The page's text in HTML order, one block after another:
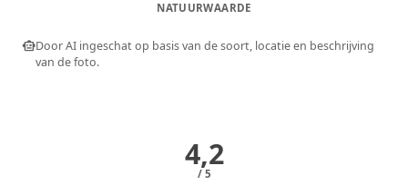
NATUURWAARDE
smart_toyDoor AI ingeschat op basis van de soort, locatie en beschrijving
van de foto.
4,2
/ 5